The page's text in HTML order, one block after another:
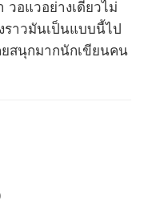
วอแวอย่างเดียวไม่
ราวมันเป็นแบบนี้ไป
ยสนุกมากนักเขียนคน